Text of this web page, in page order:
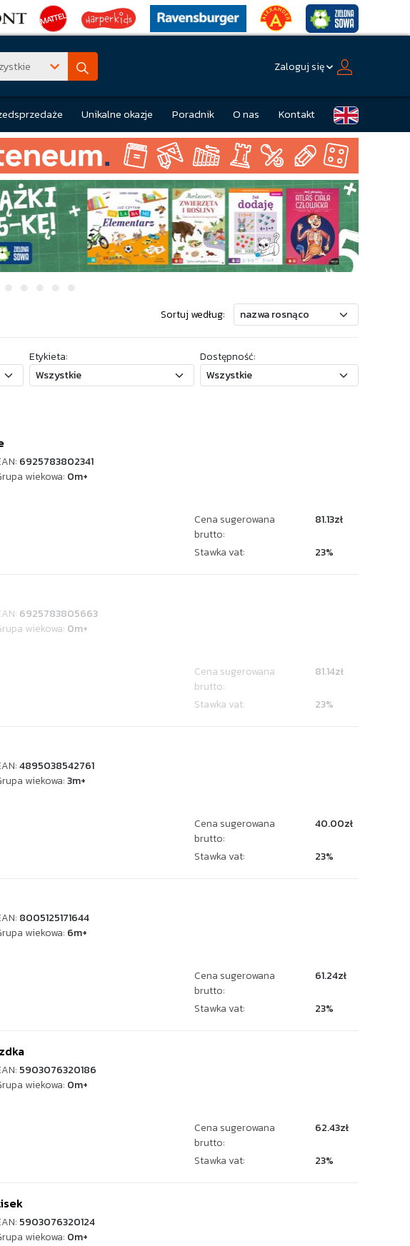
Zaloguj się
Unikalne okazje Poradnik O nas Kontakt
Sortuj według:
Etykieta: Dostępność:
6925783802341
wiekowa: 0m+
Cena sugerowana
brutto:
81.13zł
Stawka vat: 23%
6925783805663
wiekowa: 0m+
Cena sugerowana
brutto:
81.14zł
Stawka vat: 23%
4895038542761
wiekowa:3m+
Cena sugerowana
brutto:
40.00zł
Stawka vat: 23%
8005125171644
wiekowa: 6m+
Cena sugerowana
brutto:
61.24zł
Stawka vat: 23%
5903076320186
wiekowa: 0m+
Cena sugerowana
brutto:
62.43zł
Stawka vat: 23%
5903076320124
wiekowa: 0m+